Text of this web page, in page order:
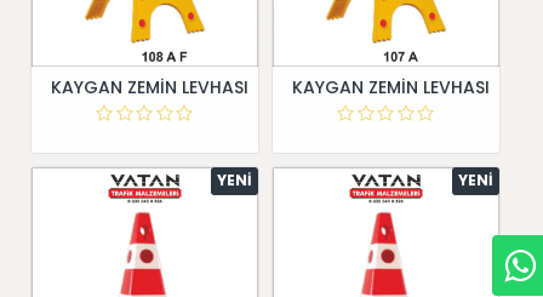
KAYGAN ZEMİN LEVHASI KAYGAN ZEMİN LEVHASI
YENI YENI